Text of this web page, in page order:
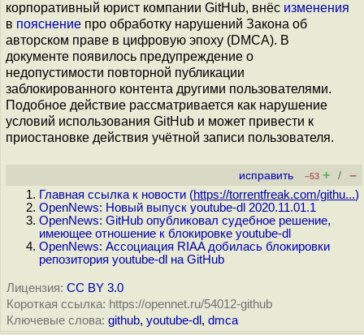
корпоративный юрист компании GitHub, внёс изменения
в пояснение про обработку нарушений Закона об
авторском праве в цифровую эпоху (DMCA). В
документе появилось предупреждение о
недопустимости повторной публикации
заблокированного контента другими пользователями.
Подобное действие рассматривается как нарушение
условий использования GitHub и может привести к
приостановке действия учётной записи пользователя.
исправить –53 + / –
Главная ссылка к новости (https://torrentfreak.com/githu...)
OpenNews: Новый выпуск youtube-dl 2020.11.01.1
OpenNews: GitHub опубликовал судебное решение,
имеющее отношение к блокировке youtube-dl
OpenNews: Ассоциация RIAA добилась блокировки
репозитория youtube-dl на GitHub
Лицензия: CC BY 3.0
Короткая ссылка: https://opennet.ru/54012-github
Ключевые слова: github, youtube-dl , dmca